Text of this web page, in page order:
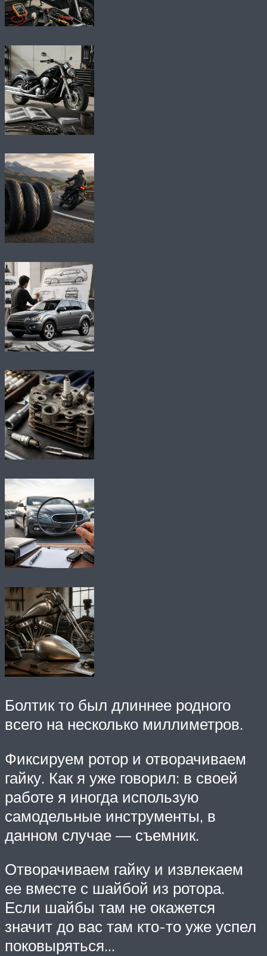
Болтик то был длиннее родного
всего на несколько миллиметров.
Фиксируем ротор и отворачиваем
гайку. Как я уже говорил: в своей
работе я иногда использую
самодельные инструменты, в
данном случае — съемник.
Отворачиваем гайку и извлекаем
ее вместе с шайбой из ротора.
Если шайбы там не окажется
значит до вас там кто-то уже успел
поковыряться…